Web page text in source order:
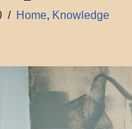
Home, Knowledge